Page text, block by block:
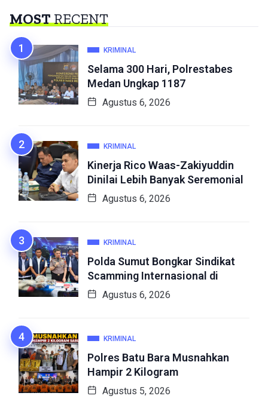
MOSTRECENT
KRIMINAL
Selama 300 Hari, Polrestabes
Medan Ungkap 1187
Agustus 6, 2026
KRIMINAL
Kinerja Rico Waas-Zakiyuddin
Dinilai Lebih Banyak Seremonial
Agustus 6, 2026
KRIMINAL
Polda Sumut Bongkar Sindikat
Scamming Internasional di
Agustus 6, 2026
KRIMINAL
Polres Batu Bara Musnahkan
Hampir 2 Kilogram
Agustus 5, 2026